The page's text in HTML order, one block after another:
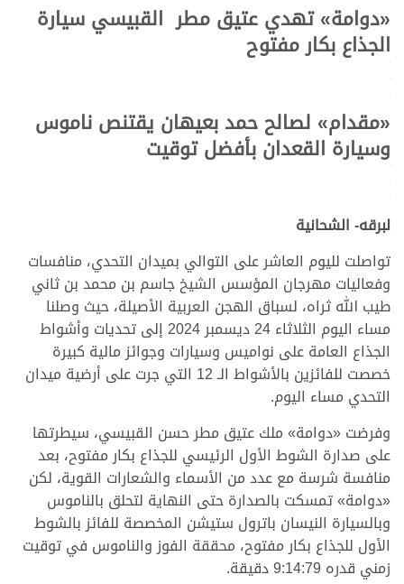
«دوامة» تهدي عتيق مطر القبيسي سيارة
الجذاع بكار مفتوح.
.
.
«مقدام» لصالح حمد بعيهان يقتنص ناموس
وسيارة القعدان بأفضل توقيت.
.
.
لبرقه- الشحانية
تواصلت لليوم العاشر على التوالي بميدان التحدي، منافسات
وفعاليات مهرجان المؤسس الشيخ جاسم بن محمد بن ثاني
طيب الله ثراه، لسباق الهجن العربية الأصيلة، حيث وصلنا
مساء اليوم الثلاثاء 24 ديسمبر 2024 إلى تحديات وأشواط
الجذاع العامة على نواميس وسيارات وجوائز مالية كبيرة
خصصت للفائزين بالأشواط الـ 12 التي جرت على أرضية ميدان
التحدي مساء اليوم.
وفرضت «دوامة» ملك عتيق مطر حسن القبيسي، سيطرتها
على صدارة الشوط الأول الرئيسي للجذاع بكار مفتوح، بعد
منافسة شرسة مع عدد من الأسماء والشعارات القوية، لكن
«دوامة» تمسكت بالصدارة حتى النهاية لتحلق بالناموس
وبالسيارة النيسان باترول ستيشن المخصصة للفائز بالشوط
الأول للجذاع بكار مفتوح، محققة الفوز والناموس في توقيت
زمني قدره 9:14:79 دقيقة.